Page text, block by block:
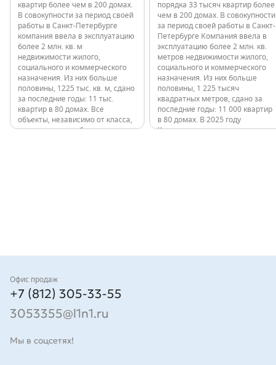
квартир более чем в 200 домах.
В совокупности за период своей
работы в Санкт-Петербурге
компания ввела в эксплуатацию
более 2 млн. кв. м
недвижимости жилого,
социального и коммерческого
назначения. Из них больше
половины, 1225 тыс. кв. м, сдано
за последние годы: 11 тыс.
квартир в 80 домах. Все
объекты, независимо от класса,
расположены в обжитых
порядка 33 тысяч квартир более
чем в 200 домах. В совокупности
за период своей работы в Санкт-
Петербурге Компания ввела в
эксплуатацию более 2 млн. кв.
метров недвижимости жилого,
социального и коммерческого
назначения. Из них больше
половины, 1 225 тысяч
квадратных метров, сдано за
последние годы: 11 000 квартир
в 80 домах. В 2025 году
Компания ввела в эксплуатацию
Контакты
Офис продаж
+7 (812) 305-33-55
3053355@l1n1.ru
Мы в соцсетях!